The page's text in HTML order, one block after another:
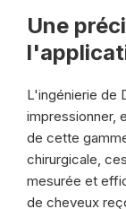
Une
L'ingénierie de
impressionner,
de cette
chirurgicale,
mesurée et
de cheveux